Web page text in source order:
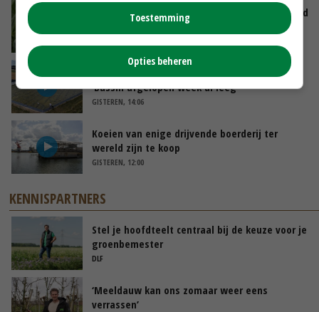
Limburgse mais van Frijns doet het verrassend
Droogte veroorzaakt steeds meer problemen:
‘Bassin afgelopen week al leeg’
GISTEREN, 14:06
Koeien van enige drijvende boerderij ter
wereld zijn te koop
GISTEREN, 12:00
KENNISPARTNERS
Stel je hoofdteelt centraal bij de keuze voor je
groenbemester
DLF
‘Meeldauw kan ons zomaar weer eens
verrassen’
Toestemming
Opties beheren